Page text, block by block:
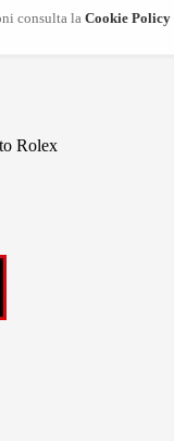
Rolex
consulta la Cookie Policy